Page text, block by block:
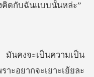
คงจะเป็นความเป็น